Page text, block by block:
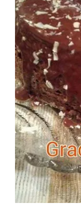
Contactos